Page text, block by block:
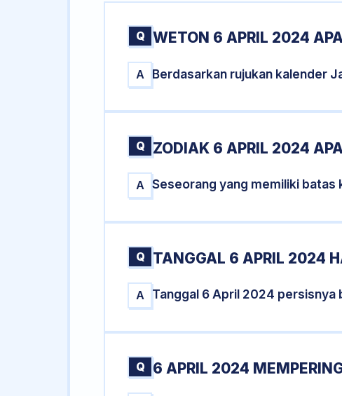
Q WETON 6 APRIL 2024
A Berdasarkan rujukan kalender
Q ZODIAK 6 APRIL 2024
A Seseorang yang memiliki
Q TANGGAL 6 APRIL 2024
A Tanggal 6 April 2024 persisnya
Q 6 APRIL 2024